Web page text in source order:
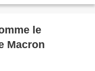
le
Macron